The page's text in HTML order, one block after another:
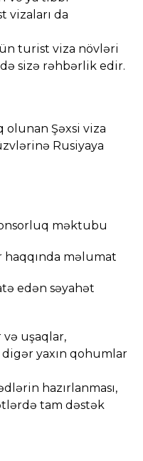
vizaları da
turist viza növləri
sizə rəhbərlik edir.
Şəxsi viza
Rusiyaya
məktubu
haqqında məlumat
edən səyahət
uşaqlar,
yaxın qohumlar
hazırlanması,
tam dəstək